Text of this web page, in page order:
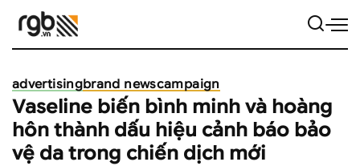
advertisingbrand newscampaign
Vaseline biến bình minh và hoàng
hôn thành dấu hiệu cảnh báo bảo
vệ da trong chiến dịch mới